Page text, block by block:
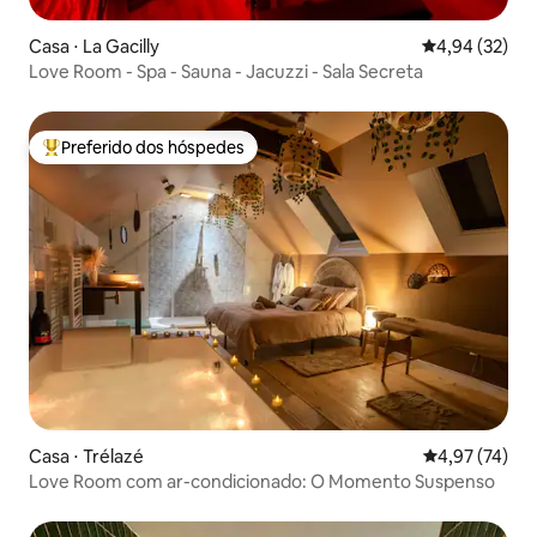
Casa ⋅ La Gacilly 4,94 de uma
4,94 (32)
Love Room - Spa - Sauna - Jacuzzi - Sala Secreta
Entre os melhores preferidos dos hóspedes
Preferido dos hóspedes
Casa ⋅ Trélazé 4,97 de uma
4,97 (74)
Love Room com ar-condicionado: O Momento Suspenso